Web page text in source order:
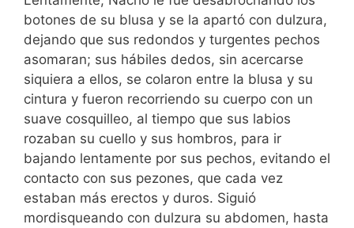
botones de su blusa y se la apartó con dulzura,
dejando que sus redondos y turgentes pechos
asomaran; sus hábiles dedos, sin acercarse
siquiera a ellos, se colaron entre la blusa y su
cintura y fueron recorriendo su cuerpo con un
suave cosquilleo, al tiempo que sus labios
rozaban su cuello y sus hombros, para ir
bajando lentamente por sus pechos, evitando el
contacto con sus pezones, que cada vez
estaban más erectos y duros. Siguió
mordisqueando con dulzura su abdomen, hasta